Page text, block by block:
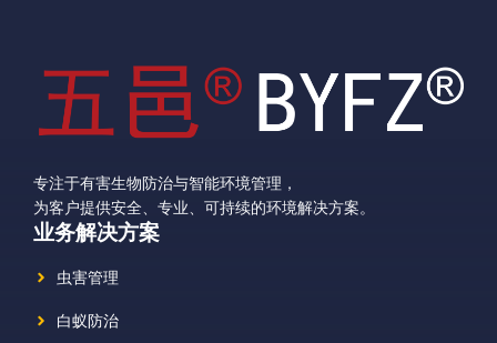
专注于有害生物防治与智能环境管理，
为客户提供安全、专业、可持续的环境解决方案。
业务解决方案
虫害管理
白蚁防治